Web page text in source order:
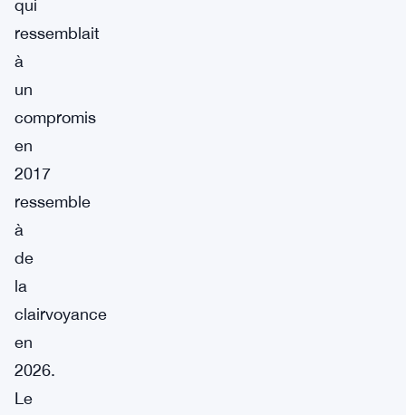
qui
ressemblait
à
un
compromis
en
2017
ressemble
à
de
la
clairvoyance
en
2026.
Le